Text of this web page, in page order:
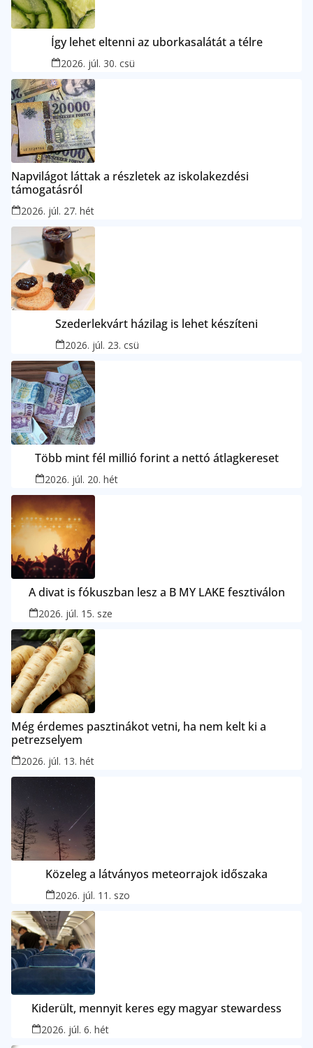
Így lehet eltenni az uborkasalátát a télre
2026. júl. 30. csü
Napvilágot láttak a részletek az iskolakezdési
támogatásról
2026. júl. 27. hét
Szederlekvárt házilag is lehet készíteni
2026. júl. 23. csü
Több mint fél millió forint a nettó átlagkereset
2026. júl. 20. hét
A divat is fókuszban lesz a B MY LAKE fesztiválon
2026. júl. 15. sze
Még érdemes pasztinákot vetni, ha nem kelt ki a
petrezselyem
2026. júl. 13. hét
Közeleg a látványos meteorrajok időszaka
2026. júl. 11. szo
Kiderült, mennyit keres egy magyar stewardess
2026. júl. 6. hét